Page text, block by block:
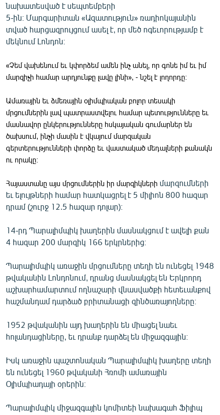
նախատեսված է սեպտեմբերի
5-ին։ Մարգարիտան «Ազատություն» ռադիոկայանին
տված հարցազրույցում ասել է, որ մեծ ոգեւորությամբ է
մեկնում Լոնդոն։
«Չեմ վախենում եւ կփորձեմ ամեն ինչ անել, որ գոնե իմ եւ իմ
մարզիչի համար արդյունքը լավը լինի», - նշել է լողորդը։
Ամառային եւ ձմեռային օլիմպիական բոլոր տեսակի
մրցումներին լավ պատրաստվելու համար պետությունները եւ
մասնավոր ընկերությունները հսկայական գումարներ են
ծախսում, ինչի մասին է վկայում մարզական
գերտերությունների փորձը եւ վաստակած մեդալների քանակն
ու որակը։
Հայաստանը այս մրցումներին իր մարզիկների մարզումների
եւ ելույթների համար հատկացրել է 5 միլիոն 800 հազար
դրամ (շուրջ 12.5 հազար դոլար)։
14-րդ Պարալիմպիկ խաղերին մասնակցում է ավելի քան
4 հազար 200 մարզիկ 166 երկրներից։
Պարալիմպիկ առաջին մրցումները տեղի են ունեցել 1948
թվականին Լոնդոնում, դրանց մասնակցել են Երկրորդ
աշխարհամարտում ողնաշարի վնասվածքի հետեւանքով
հաշմանդամ դարձած բրիտանացի զինծառայողները։
1952 թվականին այդ խաղերին են միացել նաեւ
հոլանդացիները, եւ դրանք դարձել են միջազգային։
Իսկ առաջին պաշտոնական Պարալիմպիկ խաղերը տեղի
են ունեցել 1960 թվականի Հռոմի ամառային
Օլիմպիադայի օրերին։
Պարալիմպիկ միջազգային կոմիտեի նախագահ Ֆիլիպ